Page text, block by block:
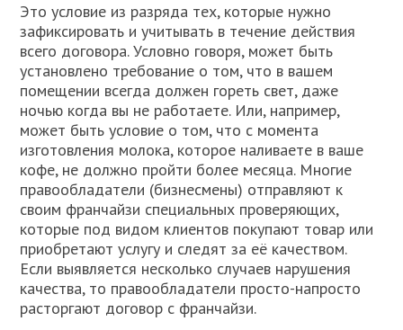
Это условие из разряда тех, которые нужно
зафиксировать и учитывать в течение действия
всего договора. Условно говоря, может быть
установлено требование о том, что в вашем
помещении всегда должен гореть свет, даже
ночью когда вы не работаете. Или, например,
может быть условие о том, что с момента
изготовления молока, которое наливаете в ваше
кофе, не должно пройти более месяца. Многие
правообладатели (бизнесмены) отправляют к
своим франчайзи специальных проверяющих,
которые под видом клиентов покупают товар или
приобретают услугу и следят за её качеством.
Если выявляется несколько случаев нарушения
качества, то правообладатели просто-напросто
расторгают договор с франчайзи.